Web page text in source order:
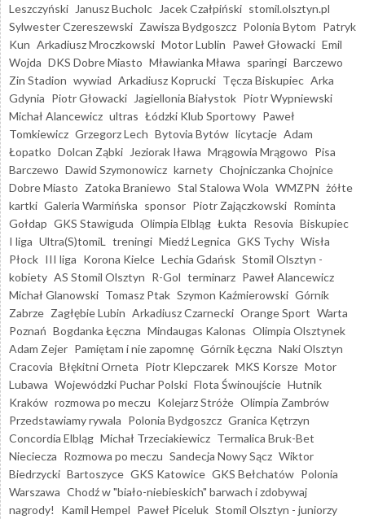
Leszczyński
Janusz Bucholc Jacek Czałpiński stomil.olsztyn.pl
Sylwester Czereszewski Zawisza Bydgoszcz Polonia Bytom Patryk
Kun Arkadiusz Mroczkowski Motor Lublin Paweł Głowacki Emil
Wojda DKS Dobre Miasto Mławianka Mława sparingi Barczewo
Zin Stadion wywiad Arkadiusz Koprucki Tęcza Biskupiec Arka
Gdynia Piotr Głowacki Jagiellonia Białystok Piotr Wypniewski
Michał Alancewicz ultras Łódzki Klub Sportowy Paweł
Tomkiewicz Grzegorz Lech Bytovia Bytów licytacje Adam
Łopatko Dolcan Ząbki Jeziorak Iława Mrągowia Mrągowo Pisa
Barczewo Dawid Szymonowicz karnety Chojniczanka Chojnice
Dobre Miasto Zatoka Braniewo Stal Stalowa Wola WMZPN żółte
kartki Galeria Warmińska sponsor Piotr Zajączkowski Rominta
Gołdap GKS Stawiguda Olimpia Elbląg Łukta Resovia Biskupiec
I liga Ultra(S)tomiL treningi Miedź Legnica GKS Tychy Wisła
Płock III liga Korona Kielce Lechia Gdańsk Stomil Olsztyn -
kobiety AS Stomil Olsztyn R-Gol terminarz Paweł Alancewicz
Michał Glanowski Tomasz Ptak Szymon Kaźmierowski Górnik
Zabrze Zagłębie Lubin Arkadiusz Czarnecki Orange Sport Warta
Poznań Bogdanka Łęczna Mindaugas Kalonas Olimpia Olsztynek
Adam Zejer Pamiętam i nie zapomnę Górnik Łęczna Naki Olsztyn
Cracovia Błękitni Orneta Piotr Klepczarek MKS Korsze Motor
Lubawa Wojewódzki Puchar Polski Flota Świnoujście Hutnik
Kraków rozmowa po meczu Kolejarz Stróże Olimpia Zambrów
Przedstawiamy rywala Polonia Bydgoszcz Granica Kętrzyn
Concordia Elbląg Michał Trzeciakiewicz Termalica Bruk-Bet
Nieciecza Rozmowa po meczu Sandecja Nowy Sącz Wiktor
Biedrzycki Bartoszyce GKS Katowice GKS Bełchatów Polonia
Warszawa Chodź w "biało-niebieskich" barwach i zdobywaj
nagrody!
Kamil Hempel Paweł Piceluk Stomil Olsztyn - juniorzy